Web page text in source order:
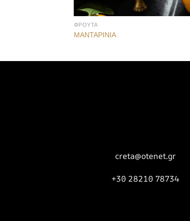
ΦΡΟΥΤΑ
ΜΑΝΤΑΡΙΝΙΑ
creta@otenet.gr
+30 28210 78734